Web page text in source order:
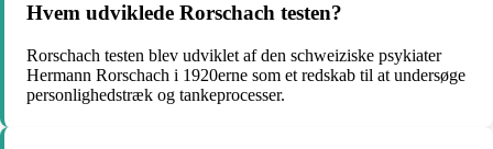
Hvem udviklede Rorschach testen?
Rorschach testen blev udviklet af den schweiziske psykiater
Hermann Rorschach i 1920erne som et redskab til at undersøge
personlighedstræk og tankeprocesser.